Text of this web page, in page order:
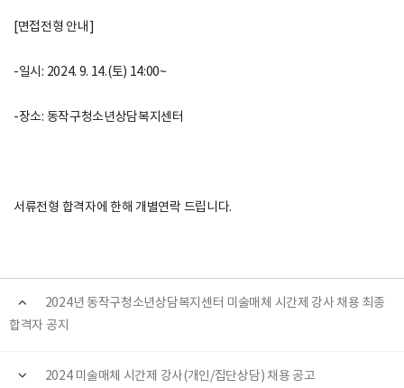
[면접전형 안내]
-일시: 2024. 9. 14.(토) 14:00~
-장소: 동작구청소년상담복지센터
서류전형 합격자에 한해 개별연락 드립니다.
2024년 동작구청소년상담복지센터 미술매체 시간제 강사 채용 최종
합격자 공지
2024 미술매체 시간제 강사(개인/집단상담) 채용 공고